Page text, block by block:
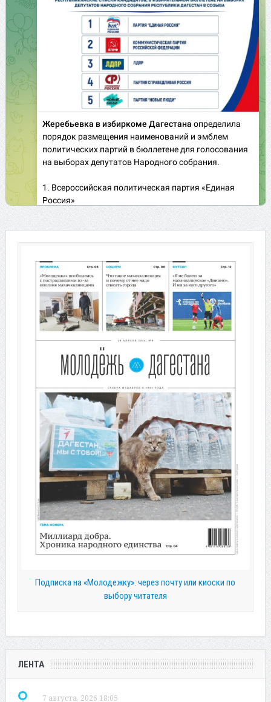
Подписка на «Молодежку»: через почту или киоски по
выбору читателя
ЛЕНТА
7 августа, 2026 18:05